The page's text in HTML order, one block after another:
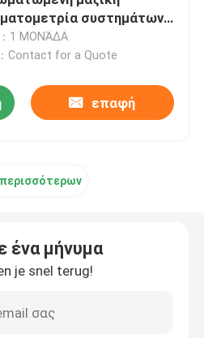
ακτίνων
ακτίνων
συστημάτων
που χρησιμοποιείται
έλεγχο διεργασίας,
：1 ΜΟΝΆΔΑ
Contact for a Quote
επαφή
ένα μήνυμα
je snel terug!